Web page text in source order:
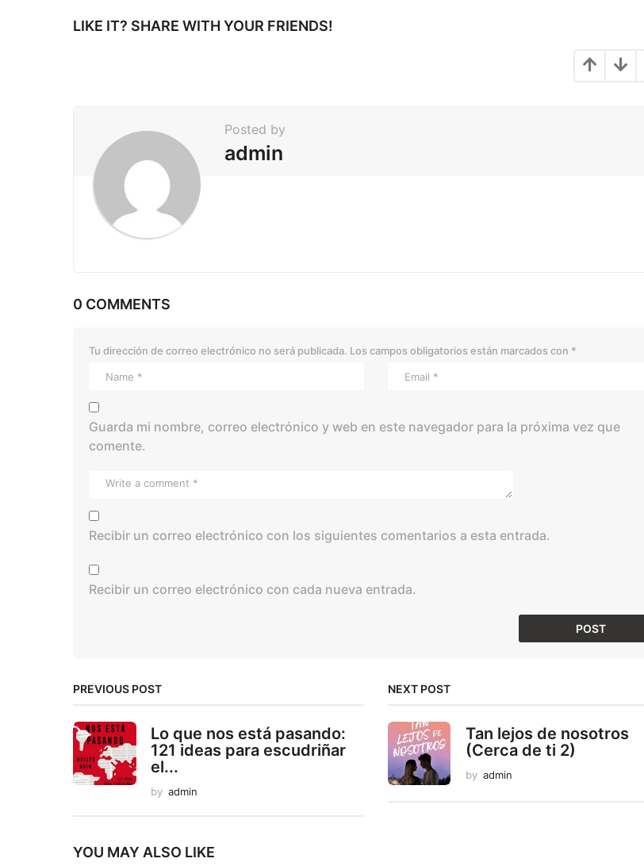
i
LIKE IT? SHARE WITH YOUR FRIENDS!
Posted by
admin
0 COMMENTS
Tu dirección de correo electrónico no será publicada. Los campos obligatorios están marcados con *
Guarda mi nombre, correo electrónico y web en este navegador para la próxima vez que
comente.
Recibir un correo electrónico con los siguientes comentarios a esta entrada.
Recibir un correo electrónico con cada nueva entrada.
PREVIOUS POST
Lo que nos está pasando:
121 ideas para escudriñar
el...
by admin
NEXT POST
Tan lejos de nosotros
(Cerca de ti 2)
by admin
YOU MAY ALSO LIKE